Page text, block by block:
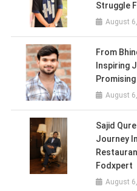
Struggle
August
From
Inspiring
August
Sajid
Journey
Fodxpert
August